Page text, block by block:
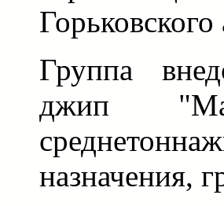
Горьковского
Группа
джип
назначения,